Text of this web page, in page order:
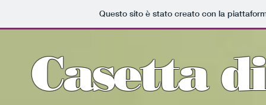
Questo sito è stato creato con la
Casetta